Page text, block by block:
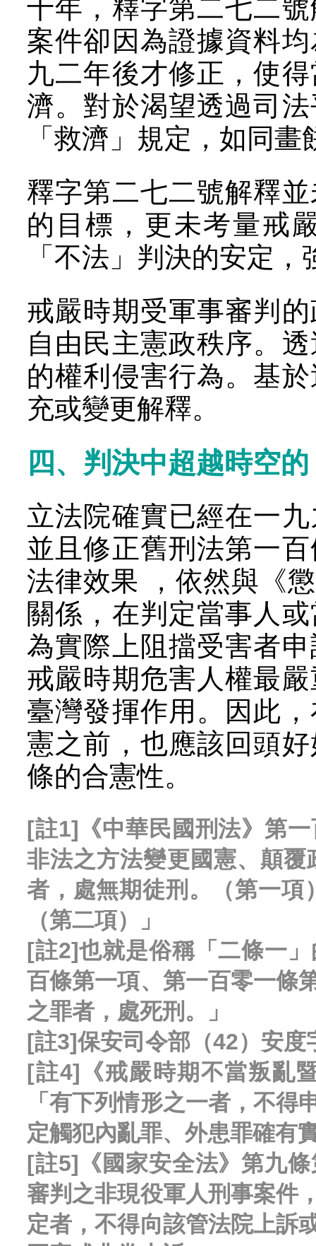
十年，釋字第二七二
案件卻因為證據資料
九二年後才修正，使
濟。對於渴望透過司
「救濟」規定，如同畫
釋字第二七二號解釋
的目標，更未考量戒
「不法」判決的安定
戒嚴時期受軍事審判
自由民主憲政秩序。
的權利侵害行為。基
充或變更解釋。
四、判決中超越時空
立法院確實已經在一
並且修正舊刑法第一
法律效果 ，依然與《
關係，在判定當事人
為實際上阻擋受害者
戒嚴時期危害人權最
臺灣發揮作用。因此
憲之前，也應該回頭
條的合憲性。
[註1]《中華民國刑法》第
非法之方法變更國憲、顛
者，處無期徒刑。（第一項
（第二項）」
[註2]也就是俗稱「二條一
百條第一項、第一百零一條
之罪者，處死刑。」
[註3]保安司令部（42）安度
[註4]《戒嚴時期不當叛亂
「有下列情形之一者，不
定觸犯內亂罪、外患罪確有
[註5]《國家安全法》第九
審判之非現役軍人刑事案
定者，不得向該管法院上訴